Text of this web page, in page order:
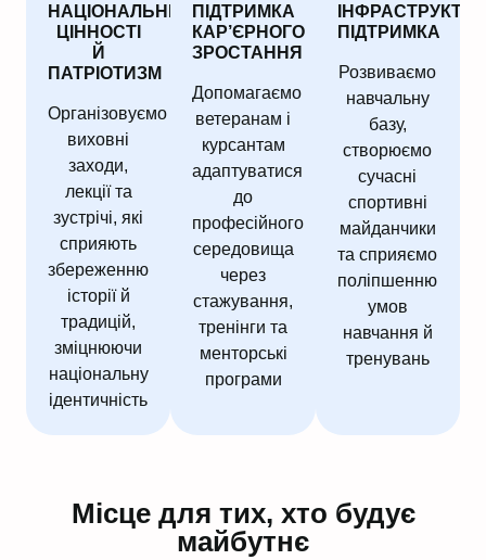
НАЦІОНАЛЬНІ
ЦІННОСТІ
Й
ПАТРІОТИЗМ
Організовуємо
виховні
заходи,
лекції та
зустрічі, які
сприяють
збереженню
історії й
традицій,
зміцнюючи
національну
ідентичність
ПІДТРИМКА
КАР’ЄРНОГО
ЗРОСТАННЯ
Допомагаємо
ветеранам і
курсантам
адаптуватися
до
професійного
середовища
через
стажування,
тренінги та
менторські
програми
ПІДТРИМКА
Розвиваємо
навчальну
базу,
створюємо
сучасні
спортивні
майданчики
та сприяємо
поліпшенню
умов
навчання й
тренувань
Місце для тих, хто будує
майбутнє